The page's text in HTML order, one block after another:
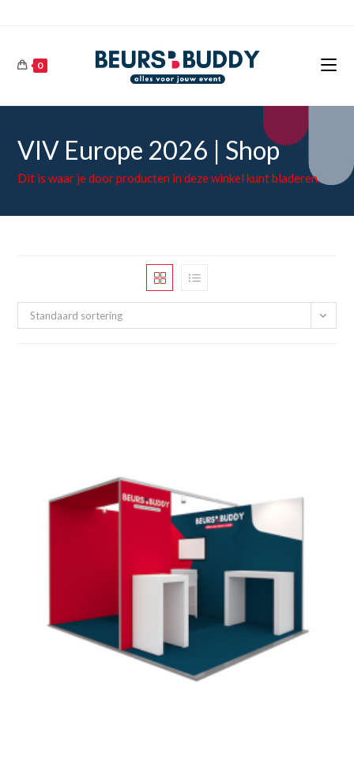
0
VIV Europe 2026 | Shop
Dit is waar je door producten in deze winkel kunt bladeren.
Standaard sortering